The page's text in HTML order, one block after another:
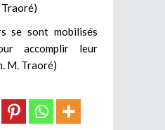
Traoré)
se sont mobilisés
accomplir leur
M. Traoré)